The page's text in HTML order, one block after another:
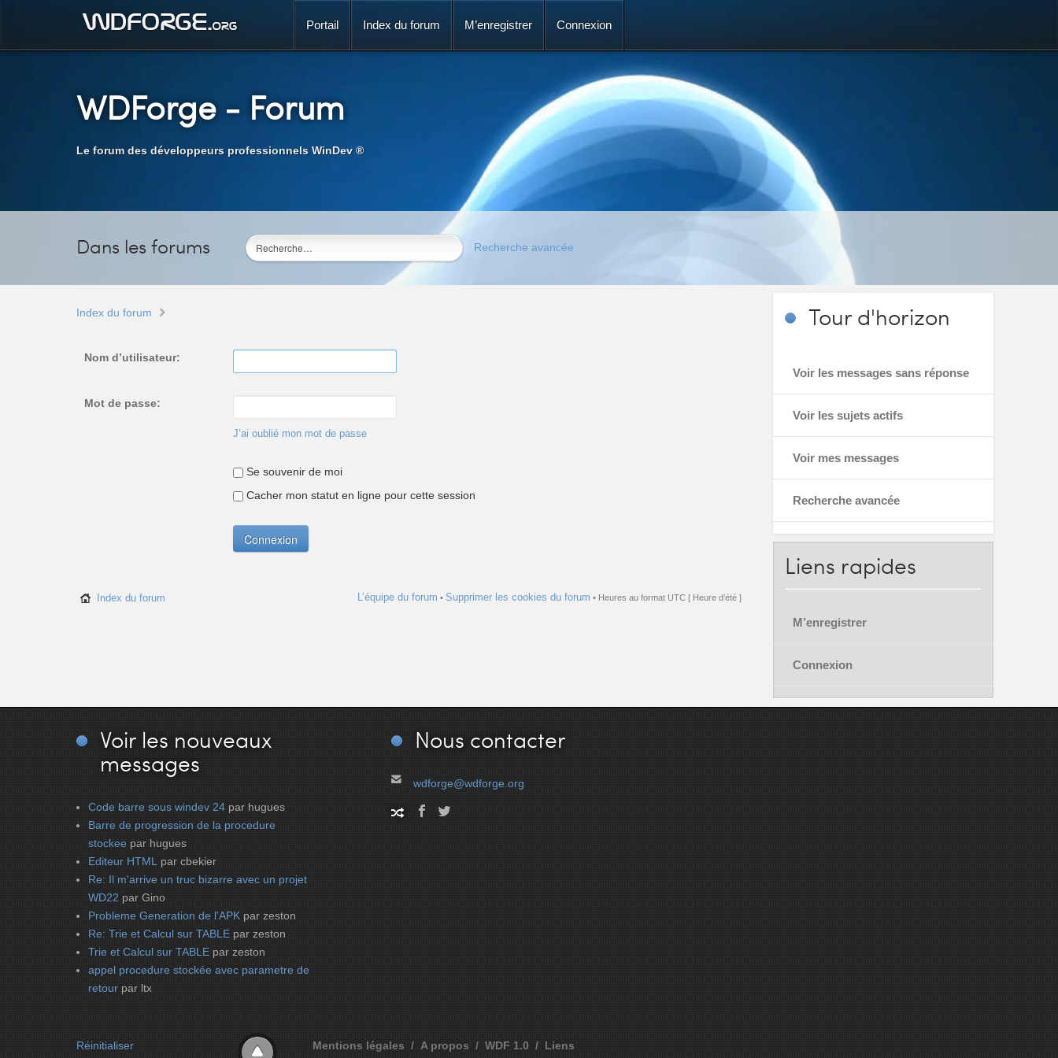
Portail Index du forum M’enregistrer Connexion
WDForge- Forum
Le forum des développeurs professionnels WinDev ®
Dans les forums Recherche avancée
Index du forum
Nom d’utilisateur:
Mot de passe:
J’ai oublié mon mot de passe
Se souvenir de moi
Cacher mon statut en ligne pour cette session
Index du forum L’équipe du forum • Supprimer les cookies du forum • Heures au format UTC [ Heure d’été ]
Tour d'horizon
Voir les messages sans réponse
Voir les sujets actifs
Voir mes messages
Recherche avancée
Liens rapides
M’enregistrer
Connexion
Voir les nouveaux
messages
Code barre sous windev 24 par hugues
Barre de progression de la procedure
stockee par hugues
Editeur HTML par cbekier
Re: Il m'arrive un truc bizarre avec un projet
WD22 par Gino
Probleme Generation de l'APK par zeston
Re: Trie et Calcul sur TABLE par zeston
Trie et Calcul sur TABLE par zeston
appel procedure stockée avec parametre de
retour par ltx
Nous contacter
wdforge@wdforge.org
Réinitialiser Mentions légales A propos WDF 1.0 Liens